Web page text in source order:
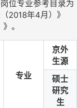
位专业参考目录为
2018年4月）》
。
专业
京外
生源
硕士
研究
生